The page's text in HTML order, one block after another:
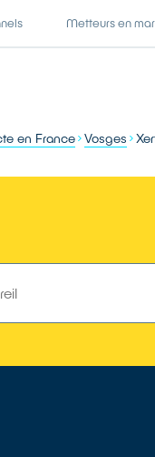
Metteurs en
en France Vosges